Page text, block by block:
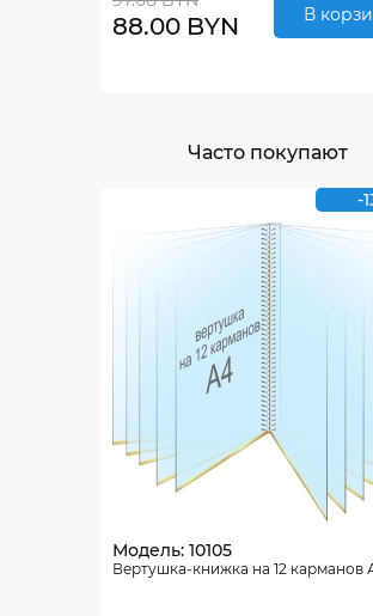
88.00 BYN В
Часто покупают
-
Модель: 10105
Вертушка-книжка на 12 карманов